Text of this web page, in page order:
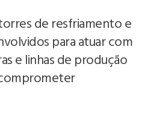
de resfriamento e
para atuar com
e linhas de produção